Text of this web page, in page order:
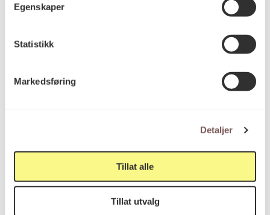
Egenskaper
Statistikk
Markedsføring
Detaljer
Tillat alle
Tillat utvalg
inngang Løkkeveien,
Viktig info
Utbetaling og fakturering